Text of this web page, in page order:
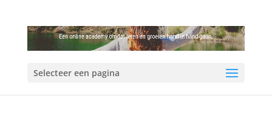
Selecteer een pagina